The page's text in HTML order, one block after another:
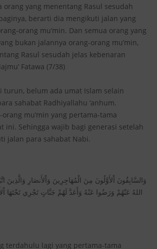
orang yang menentang Rasul sesudah
berarti dia mengikuti jalan yang
orang mu’min. Dan semua orang yang
bukan jalannya orang-orang mu’min,
Rasul sesudah jelas kebenaran
Fatawa (7/38)
turun, belum ada umat Islam selain
sahabat Radhiyallahu ‘anhum.
mu’min yang pertama-tama
ini. Sehingga wajib bagi generasi setelah
jalan para sahabat Nabi.
وَالسَّابِقُونَ اْلأَوَّلُونَ مِنَ الْمُهَاجِرِينَ وَاْلأَنصَارِ
اللهُ عَنْهُمْ وَرَضُوا عَنْهُ وَأَعَدَّ لَهُمْ جَنَّاتٍ تَجْرِي تَحْتَهَا
terdahulu lagi yang pertama-tama